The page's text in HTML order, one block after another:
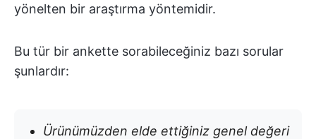
yönelten bir araştırma yöntemidir.
Bu tür bir ankette sorabileceğiniz bazı sorular
şunlardır:
Ürünümüzden elde ettiğiniz genel değeri